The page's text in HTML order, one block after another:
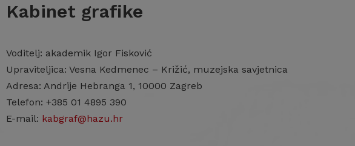
Kabinet grafike
Voditelj: akademik Igor Fisković
Upraviteljica: Vesna Kedmenec – Križić, muzejska savjetnica
Adresa: Andrije Hebranga 1, 10000 Zagreb
Telefon: +385 01 4895 390
E-mail: kabgraf@hazu.hr